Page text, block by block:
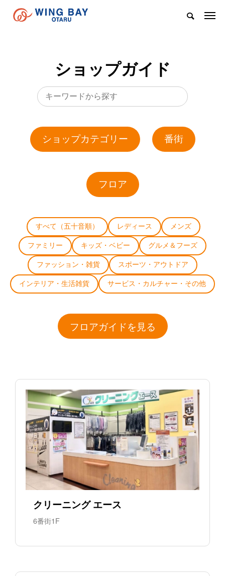
ショップガイド
ショップカテゴリー 番街
フロア
すべて（五十音順） レディース メンズ
ファミリー キッズ・ベビー グルメ＆フーズ
ファッション・雑貨 スポーツ・アウトドア
インテリア・生活雑貨 サービス・カルチャー・その他
フロアガイドを見る
クリーニング エース
6番街1F